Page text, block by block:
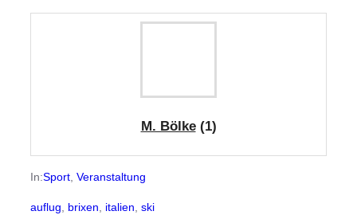
M. Bölke(1)
In:Sport Veranstaltung
auflug brixen italien ski